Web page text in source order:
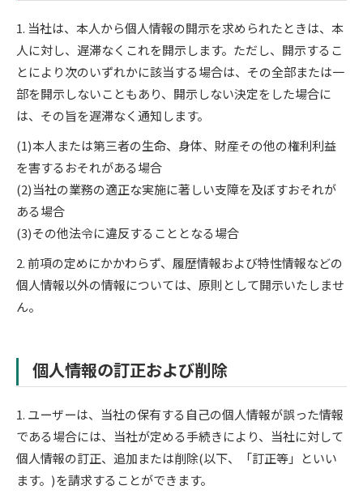
1. 当社は、本人から個人情報の開示を求められたときは、本
人に対し、遅滞なくこれを開示します。ただし、開示するこ
とにより次のいずれかに該当する場合は、その全部または一
部を開示しないこともあり、開示しない決定をした場合に
は、その旨を遅滞なく通知します。
(1)本人または第三者の生命、身体、財産その他の権利利益
を害するおそれがある場合
(2)当社の業務の適正な実施に著しい支障を及ぼすおそれが
ある場合
(3)その他法令に違反することとなる場合
2. 前項の定めにかかわらず、履歴情報および特性情報などの
個人情報以外の情報については、原則として開示いたしませ
ん。
個人情報の訂正および削除
1. ユーザーは、当社の保有する自己の個人情報が誤った情報
である場合には、当社が定める手続きにより、当社に対して
個人情報の訂正、追加または削除(以下、「訂正等」といい
ます。)を請求することができます。